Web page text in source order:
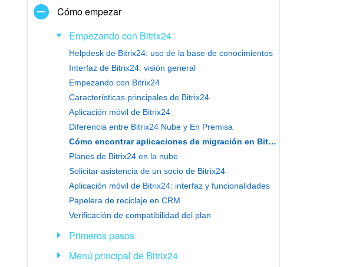
Cómo empezar
Empezando con Bitrix24
Helpdesk de Bitrix24: uso de la base de conocimientos
Interfaz de Bitrix24: visión general
Empezando con Bitrix24
Características principales de Bitrix24
Aplicación móvil de Bitrix24
Diferencia entre Bitrix24 Nube y En Premisa
Cómo encontrar aplicaciones de migración en Bitrix24
Planes de Bitrix24 en la nube
Solicitar asistencia de un socio de Bitrix24
Aplicación móvil de Bitrix24: interfaz y funcionalidades
Papelera de reciclaje en CRM
Verificación de compatibilidad del plan
Primeros pasos
Menú principal de Bitrix24